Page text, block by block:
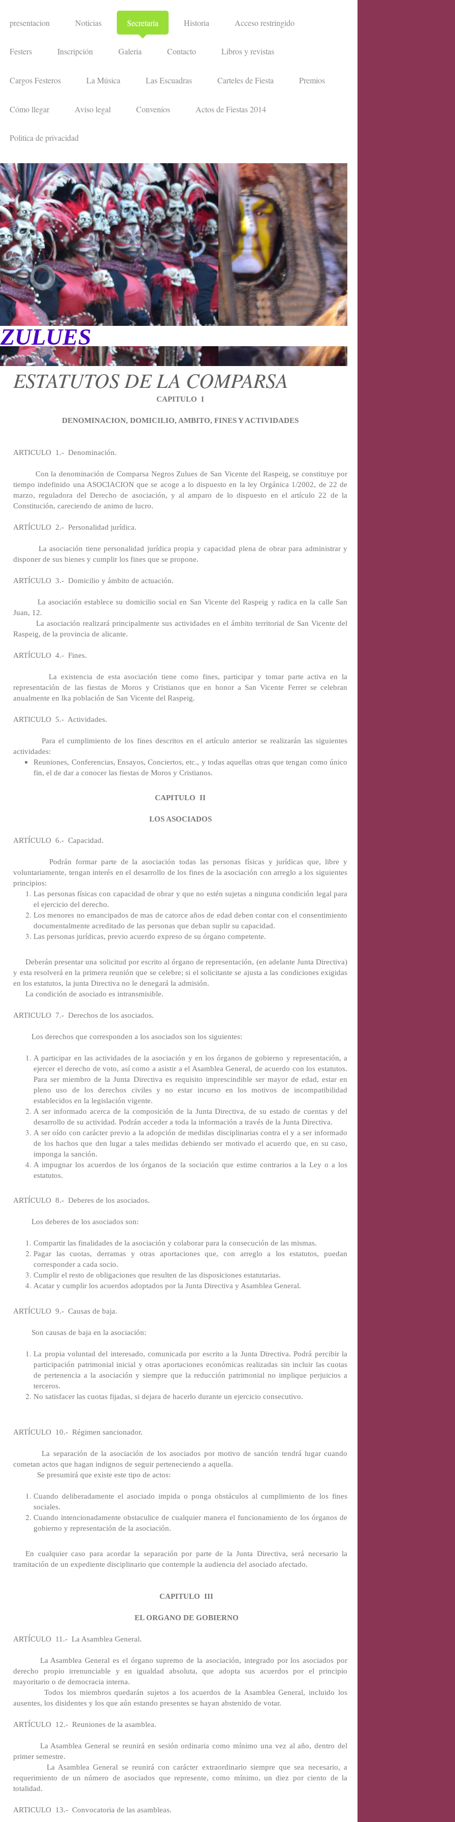
presentacion Noticias Secretaria Historia Acceso restringido
Festers Inscripción Galeria Contacto Libros y revistas
Cargos Festeros La Música Las Escuadras Carteles de Fiesta Premios
Cómo llegar Aviso legal Convenios Actos de Fiestas 2014
Politica de privacidad
ESTATUTOS DE LA COMPARSA
CAPITULO I
DENOMINACION, DOMICILIO, AMBITO, FINES Y ACTIVIDADES
ARTICULO 1.- Denominación.
Con la denominación de Comparsa Negros Zulues de San Vicente del Raspeig, se constituye por
tiempo indefinido una ASOCIACION que se acoge a lo dispuesto en la ley Orgánica 1/2002, de 22 de
marzo, reguladora del Derecho de asociación, y al amparo de lo dispuesto en el artículo 22 de la
Constitución, careciendo de animo de lucro.
ARTÍCULO 2.- Personalidad jurídica.
La asociación tiene personalidad jurídica propia y capacidad plena de obrar para administrar y
disponer de sus bienes y cumplir los fines que se propone.
ARTÍCULO 3.- Domicilio y ámbito de actuación.
La asociación establece su domicilio social en San Vicente del Raspeig y radica en la calle San
Juan, 12.
La asociación realizará principalmente sus actividades en el ámbito territorial de San Vicente del
Raspeig, de la provincia de alicante.
ARTÍCULO 4.- Fines.
La existencia de esta asociación tiene como fines, participar y tomar parte activa en la
representación de las fiestas de Moros y Cristianos que en honor a San Vicente Ferrer se celebran
anualmente en lka población de San Vicente del Raspeig.
ARTICULO 5.- Actividades.
Para el cumplimiento de los fines descritos en el artículo anterior se realizarán las siguientes
actividades:
Reuniones, Conferencias, Ensayos, Conciertos, etc., y todas aquellas otras que tengan como único
fin, el de dar a conocer las fiestas de Moros y Cristianos.
CAPITULO II
LOS ASOCIADOS
ARTÍCULO 6.- Capacidad.
Podrán formar parte de la asociación todas las personas físicas y jurídicas que, libre y
voluntariamente, tengan interés en el desarrollo de los fines de la asociación con arreglo a los siguientes
principios:
Las personas físicas con capacidad de obrar y que no estén sujetas a ninguna condición legal para
el ejercicio del derecho.
Los menores no emancipados de mas de catorce años de edad deben contar con el consentimiento
documentalmente acreditado de las personas que deban suplir su capacidad.
Las personas jurídicas, previo acuerdo expreso de su órgano competente.
Deberán presentar una solicitud por escrito al órgano de representación, (en adelante Junta Directiva)
y esta resolverá en la primera reunión que se celebre; si el solicitante se ajusta a las condiciones exigidas
en los estatutos, la junta Directiva no le denegará la admisión.
La condición de asociado es intransmisible.
ARTICULO 7.- Derechos de los asociados.
Los derechos que corresponden a los asociados son los siguientes:
A participar en las actividades de la asociación y en los órganos de gobierno y representación, a
ejercer el derecho de voto, así como a asistir a el Asamblea General, de acuerdo con los estatutos.
Para ser miembro de la Junta Directiva es requisito imprescindible ser mayor de edad, estar en
pleno uso de los derechos civiles y no estar incurso en los motivos de incompatibilidad
establecidos en la legislación vigente.
A ser informado acerca de la composición de la Junta Directiva, de su estado de cuentas y del
desarrollo de su actividad. Podrán acceder a toda la información a través de la Junta Directiva.
A ser oído con carácter previo a la adopción de medidas disciplinarias contra el y a ser informado
de los hachos que den lugar a tales medidas debiendo ser motivado el acuerdo que, en su caso,
imponga la sanción.
A impugnar los acuerdos de los órganos de la sociación que estime contrarios a la Ley o a los
estatutos.
ARTÍCULO 8.- Deberes de los asociados.
Los deberes de los asociados son:
Compartir las finalidades de la asociación y colaborar para la consecución de las mismas.
Pagar las cuotas, derramas y otras aportaciones que, con arreglo a los estatutos, puedan
corresponder a cada socio.
Cumplir el resto de obligaciones que resulten de las disposiciones estatutarias.
Acatar y cumplir los acuerdos adoptados por la Junta Directiva y Asamblea General.
ARTÍCULO 9.- Causas de baja.
Son causas de baja en la asociación:
La propia voluntad del interesado, comunicada por escrito a la Junta Directiva. Podrá percibir la
participación patrimonial inicial y otras aportaciones económicas realizadas sin incluir las cuotas
de pertenencia a la asociación y siempre que la reducción patrimonial no implique perjuicios a
terceros.
No satisfacer las cuotas fijadas, si dejara de hacerlo durante un ejercicio consecutivo.
ARTÍCULO 10.- Régimen sancionador.
La separación de la asociación de los asociados por motivo de sanción tendrá lugar cuando
cometan actos que hagan indignos de seguir perteneciendo a aquella.
Se presumirá que existe este tipo de actos:
Cuando deliberadamente el asociado impida o ponga obstáculos al cumplimiento de los fines
sociales.
Cuando intencionadamente obstaculice de cualquier manera el funcionamiento de los órganos de
gobierno y representación de la asociación.
En cualquier caso para acordar la separación por parte de la Junta Directiva, será necesario la
tramitación de un expediente disciplinario que contemple la audiencia del asociado afectado.
CAPITULO III
EL ORGANO DE GOBIERNO
ARTÍCULO 11.- La Asamblea General.
La Asamblea General es el órgano supremo de la asociación, integrado por los asociados por
derecho propio irrenunciable y en igualdad absoluta, que adopta sus acuerdos por el principio
mayoritario o de democracia interna.
Todos los miembros quedarán sujetos a los acuerdos de la Asamblea General, incluido los
ausentes, los disidentes y los que aún estando presentes se hayan abstenido de votar.
ARTÍCULO 12.- Reuniones de la asamblea.
La Asamblea General se reunirá en sesión ordinaria como mínimo una vez al año, dentro del
primer semestre.
La Asamblea General se reunirá con carácter extraordinario siempre que sea necesario, a
requerimiento de un número de asociados que represente, como mínimo, un diez por ciento de la
totalidad.
ARTICULO 13.- Convocatoria de las asambleas.